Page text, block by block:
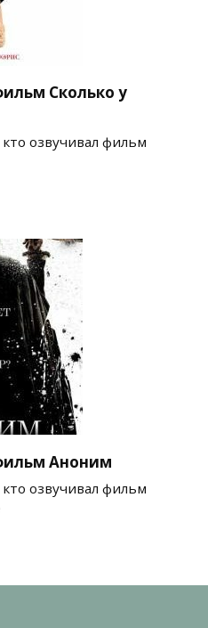
Сколько у
озвучивал фильм
Аноним
озвучивал фильм